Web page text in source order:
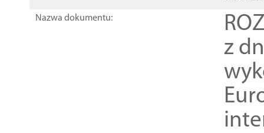
Nazwa dokumentu:
z